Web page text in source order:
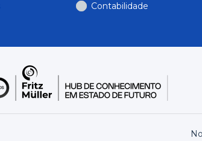
Contabilidade